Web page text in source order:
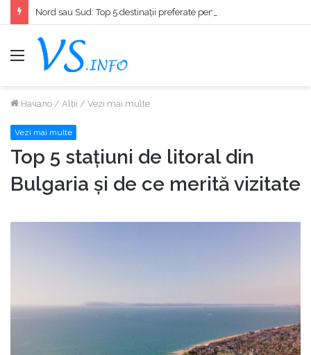
меню
Начало / Alții / Vezi mai multe
Vezi mai multe
Top 5 stațiuni de litoral din
Bulgaria și de ce merită vizitate